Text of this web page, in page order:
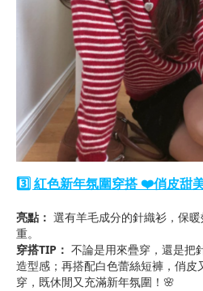
3️⃣ 紅色新年氛圍穿搭 ❤️俏皮甜
亮點： 選有羊毛成分的針織衫，保
重。
穿搭TIP： 不論是用來疊穿，還是把
造型感；再搭配白色蕾絲短褲，俏
穿，既休閒又充滿新年氛圍！🌸